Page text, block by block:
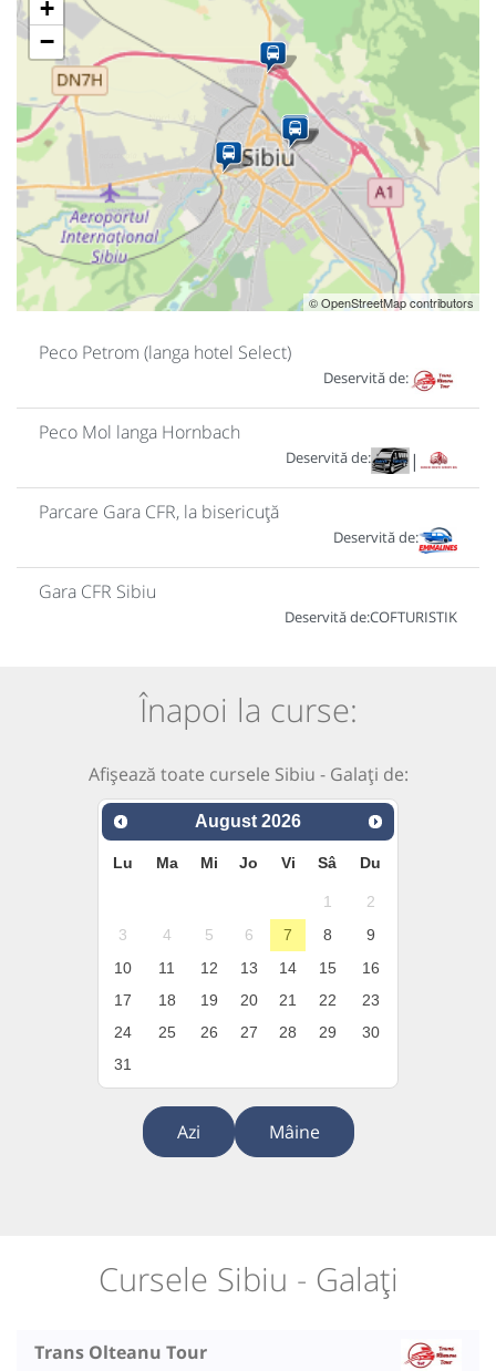
+
−
© OpenStreetMap contributors
Peco Petrom (langa hotel Select)
Deservită de:
Peco Mol langa Hornbach
Deservită de: |
Parcare Gara CFR, la bisericuță
Deservită de:
Gara CFR Sibiu
Deservită de:COFTURISTIK
Înapoi la curse:
Afișează toate cursele Sibiu - Galați de:
August 2026
Lu Ma Mi Jo Vi Sâ Du
1
2
3
4 5 6 7 8
9
10
11 12 13 14 15
16
17
18 19 20 21 22
23
24
25 26 27 28 29
30
31
Azi Mâine
Cursele Sibiu - Galați
Trans Olteanu Tour